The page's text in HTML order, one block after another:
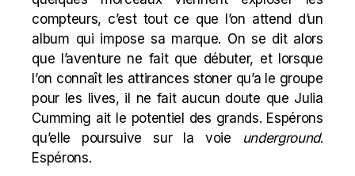
compteurs, c’est tout ce que l’on attend d’un
album qui impose sa marque. On se dit alors
que l’aventure ne fait que débuter, et lorsque
l’on connaît les attirances stoner qu’a le groupe
pour les lives, il ne fait aucun doute que Julia
Cumming ait le potentiel des grands. Espérons
qu’elle poursuive sur la voie
underground.
Espérons.